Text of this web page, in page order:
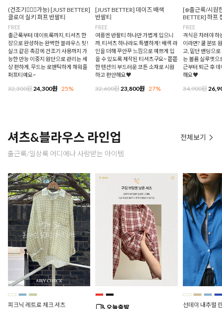
(건조기🙆🏻‍♀️가능) [JUST BETTER]
클로이 실키 퍼프 반팔티
FREE
출근룩부터 데이트룩까지, 티셔츠 한
장으로 완성하는 완벽한 블라우스 핏!
실크 같은 촉감에 건조기 사용까지 가
능한 만능 이중지 원단으로 관리는 세
상 편하게, 무드는 로맨틱하게 채워줄
퍼프티예요~
32,300원24,300원 25%
[JUST BETTER] 데이즈 배색
반팔티
FREE
여름엔 반팔티 하나만 가볍게 입으니
까, 티셔츠 하나라도 특별하게! 배색 라
인을 더해 꾸안꾸 느낌으로 예쁘게 입
을 수 있도록 제작된 티셔츠구요~ 쫀쫀
한 텐션의 부드러운 코튼 소재로 시원
하고 편안해요♥
32,600원23,800원 27%
[❄️출근룩/시원
BETTER] 하프
FREE
격식은 차려야 하
이라면? 쿨 분또
고, 밑단 밴딩으
는 볼륨 실루엣으
근부터 퇴근 후
해요♥
34,900원
셔츠&블라우스 라인업
출근룩/일상룩 어디에나 사랑받는 아이템
전체보기
피크닉 레트로 체크 셔츠 선데이 내추럴